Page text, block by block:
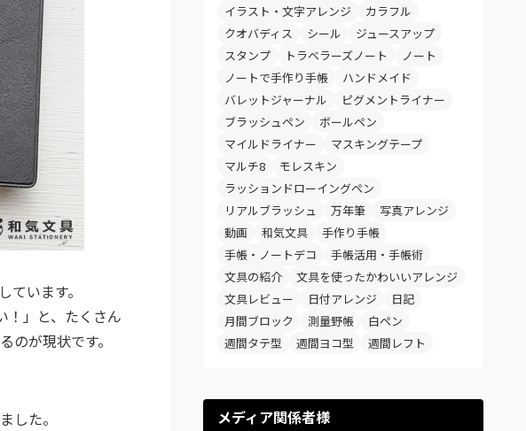
います。
！」と、たくさん
が現状です。
した。
イラスト・文字アレンジ
カラフル
クオバディス
シール
ジュースアップ
スタンプ
トラベラーズノート
ノート
ノートで手作り手帳
ハンドメイド
バレットジャーナル
ピグメントライナー
ブラッシュペン
ボールペン
マイルドライナー
マスキングテープ
マルチ8
モレスキン
ラッションドローイングペン
リアルブラッシュ
万年筆
写真アレンジ
動画
和気文具
手作り手帳
手帳・ノートデコ
手帳活用・手帳術
文具の紹介
文具を使ったかわいいアレンジ
文具レビュー
日付アレンジ
日記
月間ブロック
測量野帳
白ペン
週間タテ型
週間ヨコ型 週間レフト
メディア関係者様